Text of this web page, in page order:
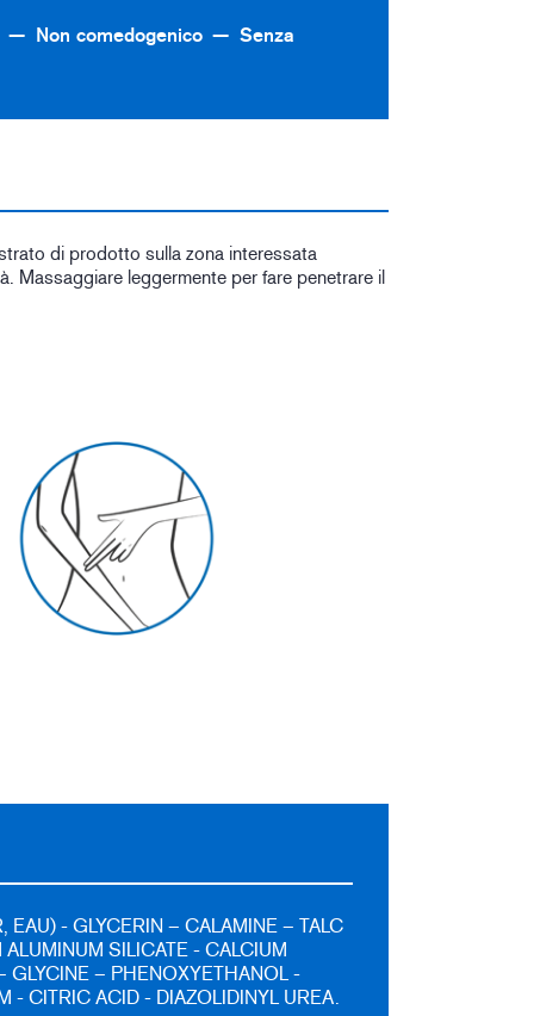
Non comedogenico
Senza
di prodotto sulla zona interessata
Massaggiare leggermente per fare penetrare il
EAU) - GLYCERIN – CALAMINE – TALC
SILICATE - CALCIUM
GLYCINE – PHENOXYETHANOL -
- CITRIC ACID - DIAZOLIDINYL UREA.